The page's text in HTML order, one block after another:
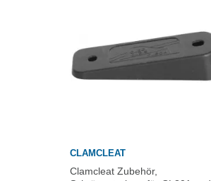
CLAMCLEAT
Clamcleat Zubehör,